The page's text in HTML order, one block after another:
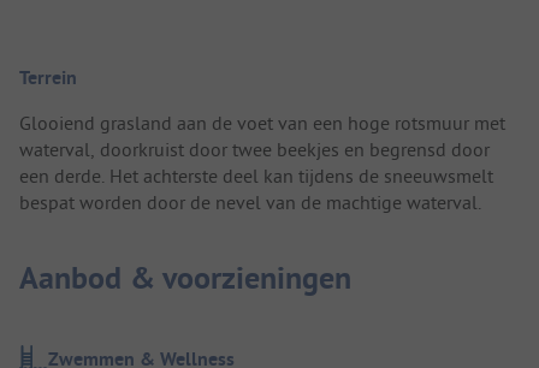
Terrein
Glooiend grasland aan de voet van een hoge rotsmuur met
waterval, doorkruist door twee beekjes en begrensd door
een derde. Het achterste deel kan tijdens de sneeuwsmelt
bespat worden door de nevel van de machtige waterval.
Aanbod & voorzieningen
Zwemmen & Wellness